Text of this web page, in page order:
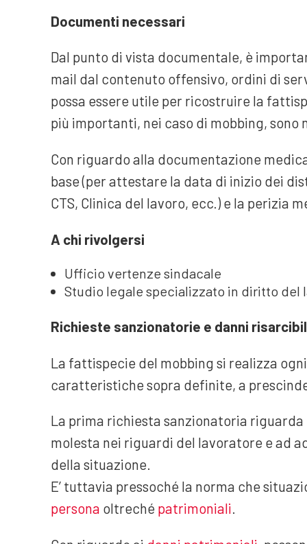
Documenti necessari
Dal punto di vista documentale, è
mail dal contenuto offensivo, ordini di
possa essere utile per ricostruire la
più importanti, nei caso di mobbing,
Con riguardo alla documentazione
base (per attestare la data di inizio dei
CTS, Clinica del lavoro, ecc.) e la perizia
A chi rivolgersi
Ufficio vertenze sindacale
Studio legale specializzato in diritto del
Richieste sanzionatorie e danni
La fattispecie del mobbing si realizza
caratteristiche sopra definite, a
La prima richiesta sanzionatoria riguarda
molesta nei riguardi del lavoratore e ad
della situazione.
E’ tuttavia pressoché la norma che
persona oltreché patrimoniali.